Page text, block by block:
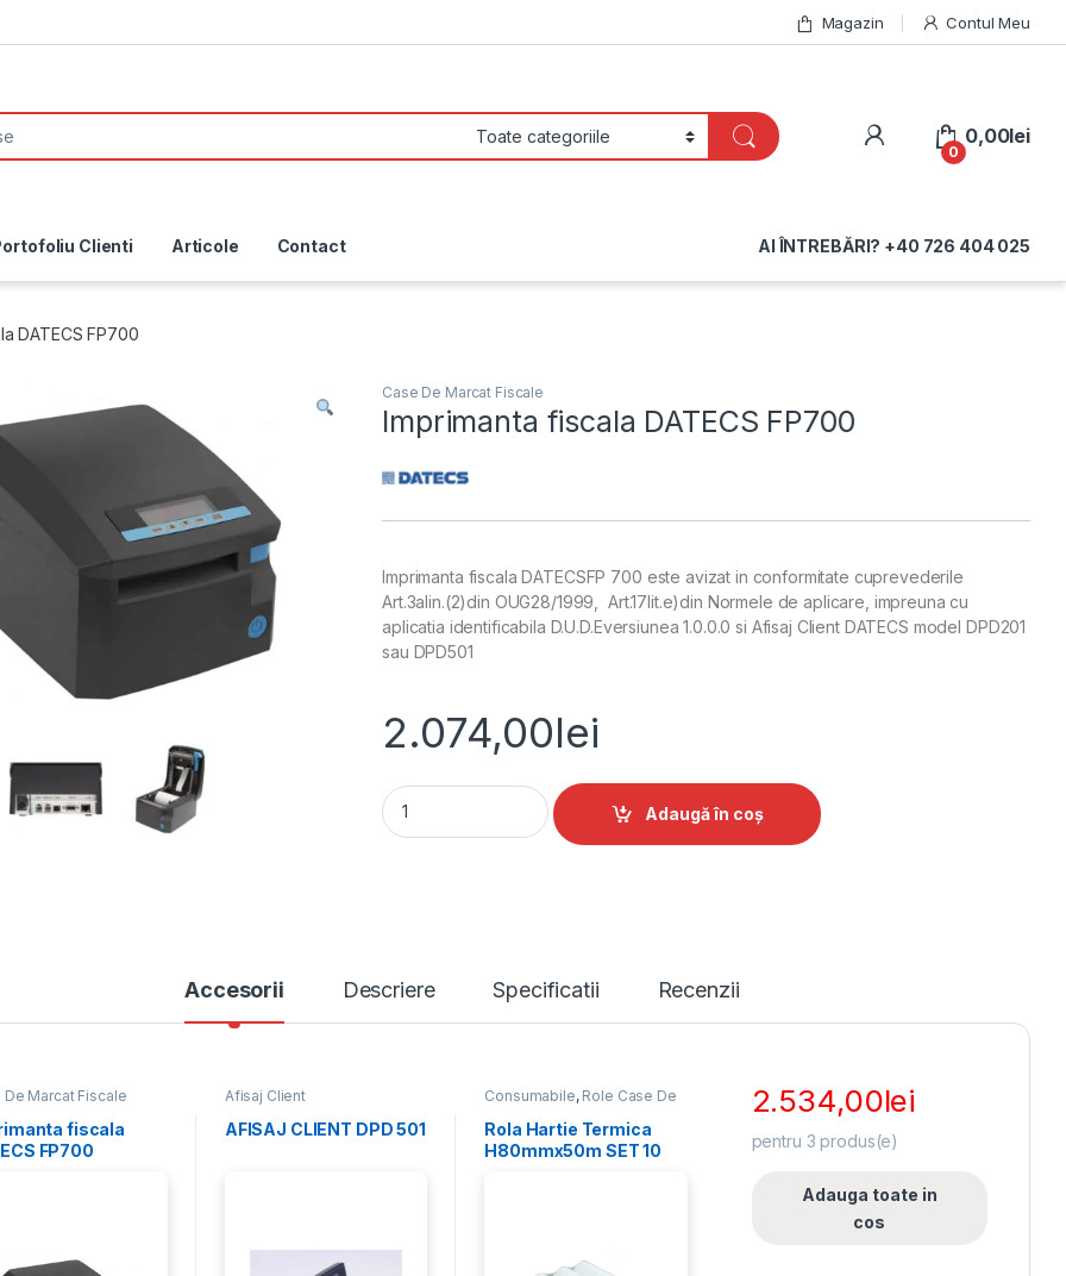
Magazin Contul Meu
My Account
0
0,00lei
Clienti Articole Contact AI ÎNTREBĂRI? +40 726 404 025
DATECS FP700
Case De Marcat Fiscale
Imprimanta fiscala DATECS FP700
Imprimanta fiscala DATECSFP 700 este avizat in conformitate cuprevederile
Art.3alin.(2)din OUG28/1999, Art.17lit.e)din Normele de aplicare, impreuna cu
aplicatia identificabila D.U.D.Eversiunea 1.0.0.0 si Afisaj Client DATECS model DPD201
sau DPD501
2.074,00lei
Imprimanta fiscala DATECS FP700 quantity
Adaugă în coș
Accesorii Descriere Specificatii Recenzii
De Marcat Fiscale
fiscala
FP700
Afisaj Client
AFISAJ CLIENT DPD 501
Consumabile, Role Case De
Rola Hartie Termica
H80mmx50m SET 10
2.534,00lei
pentru 3 produs(e)
Adauga toate in
cos